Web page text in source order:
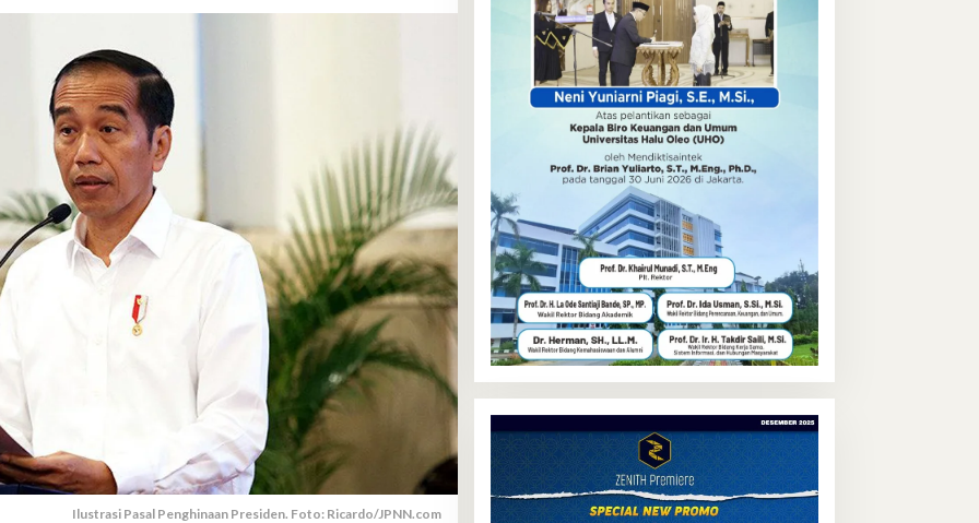
Ilustrasi Pasal Penghinaan Presiden. Foto: Ricardo/JPNN.com